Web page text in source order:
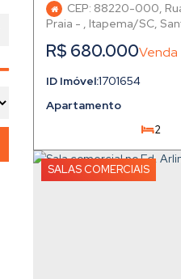
Apartamento
R$ 680.000
1701654
CEP: 88220-000,
Praia
, Itapema ,
2
SALAS COMERCIAIS